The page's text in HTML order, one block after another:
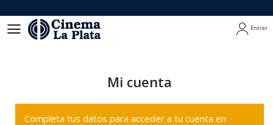
Entrar
Mi cuenta
Completa tus datos para acceder a tu cuenta en